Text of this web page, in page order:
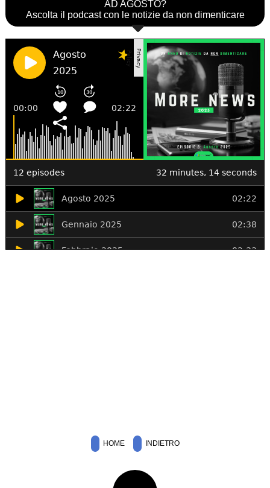
AD AGOSTO?
Ascolta il podcast con le notizie da non dimenticare
HOME INDIETRO